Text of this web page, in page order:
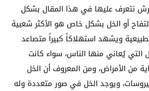
نتعرف عليها في هذا المقال بشكل
أو الخل بشكل خاص هو الأكثر شعبية
ويشهد استهلاكاً كبيراً متصاعد
يُعاني منها الناس، سواء كانت
من الأمراض، ومن المعروف أن الخل
ويوجد الخل في صور متعددة وله